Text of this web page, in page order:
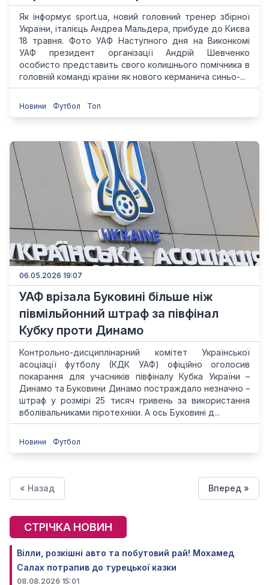
Як інформує sport.ua, новий головний тренер збірної
України, італієць Андреа Мальдера, прибуде до Києва
18 травня. Фото УАФ Наступного дня на Виконкомі
УАФ президент організації Андрій Шевченко
особисто представить свого колишнього помічника в
головній команді країни як нового керманича синьо-...
Новини Футбол Топ
06.05.2026 19:07
УАФ врізала Буковині більше ніж
півмільйонний штраф за півфінал
Кубку проти Динамо
Контрольно-дисциплінарний комітет Української
асоціації футболу (КДК УАФ) офіційно оголосив
покарання для учасників півфіналу Кубка України –
Динамо та Буковини Динамо постраждало незначно –
штраф у розмірі 25 тисяч гривень за використання
вболівальниками піротехніки. А ось Буковині д...
Новини Футбол
« Назад Вперед »
СТРІЧКА НОВИН
Вілли, розкішні авто та побутовий рай! Мохамед
Салах потрапив до турецької казки
08.08.2026 15:01